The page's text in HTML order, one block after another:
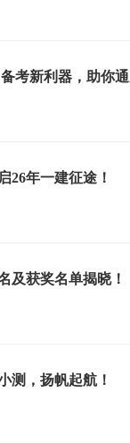
考新利器，助你
26年一建征途！
及获奖名单揭晓！
测，扬帆起航！